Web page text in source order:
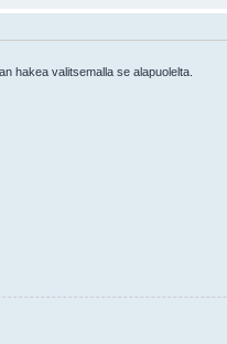
hakea valitsemalla se alapuolelta.